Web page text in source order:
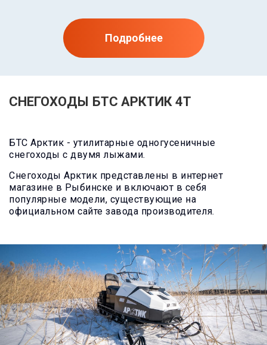
Подробнее
СНЕГОХОДЫ БТС АРКТИК 4Т
БТС Арктик - утилитарные одногусеничные
снегоходы с двумя лыжами.
Снегоходы Арктик представлены в интернет
магазине в Рыбинске и включают в себя
популярные модели, существующие на
официальном сайте завода производителя.